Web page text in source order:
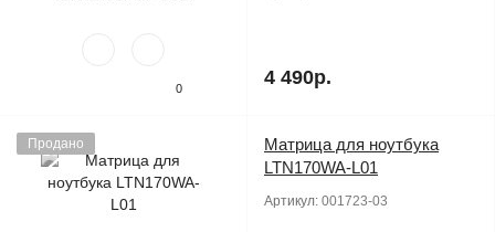
0 4 490р.
Продано
Матрица для ноутбука
LTN170WA-L01
Артикул: 001723-03